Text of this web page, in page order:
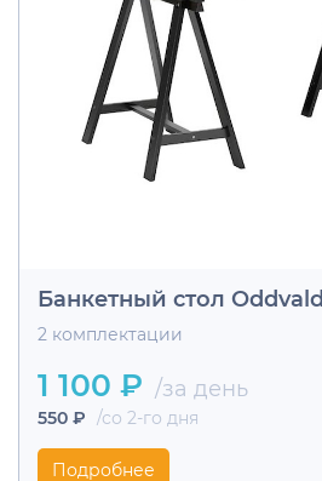
Банкетный стол Oddvald
2 комплектации
1 100 ₽ /за день
550 ₽ /со 2-го дня
Подробнее